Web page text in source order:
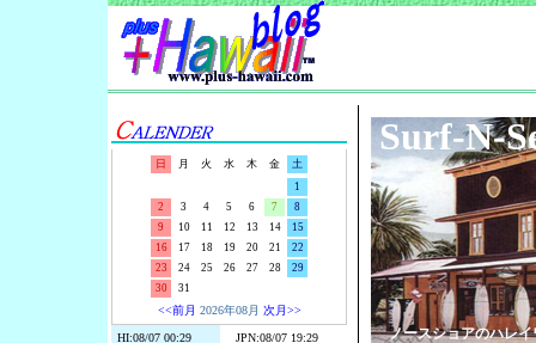
日 月 火 水 木 金
土
1
2
3 4 5 6 7
8
9
10 11 12 13 14
15
16
17 18 19 20 21
22
23
24 25 26 27 28
29
30
31
<<前月 2026年08月 次月>>
Surf-N-
ノースショアのハレ